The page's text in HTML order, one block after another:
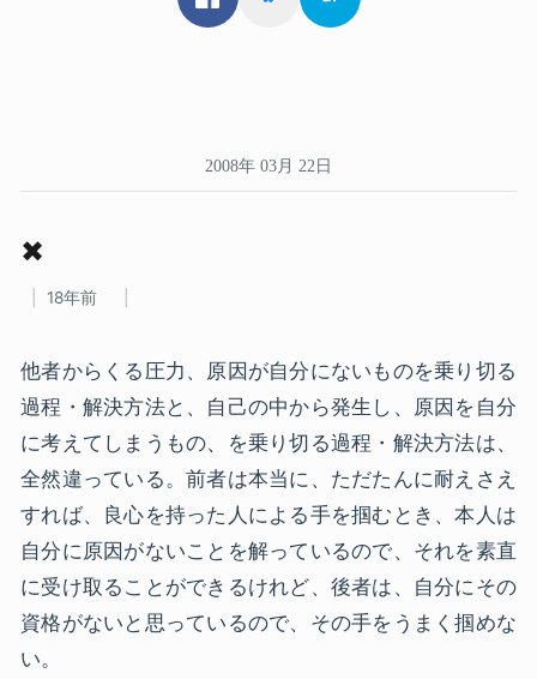
2008年 03月 22日
✖
18年前
他者からくる圧力、原因が自分にないものを乗り切る
過程・解決方法と、自己の中から発生し、原因を自分
に考えてしまうもの、を乗り切る過程・解決方法は、
全然違っている。前者は本当に、ただたんに耐えさえ
すれば、良心を持った人による手を掴むとき、本人は
自分に原因がないことを解っているので、それを素直
に受け取ることができるけれど、後者は、自分にその
資格がないと思っているので、その手をうまく掴めな
い。